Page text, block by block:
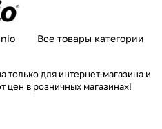
Все товары категории
только для интернет-магазина и
цен в розничных магазинах!